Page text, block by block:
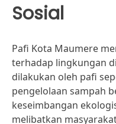
Sosial
Pafi Kota Maumere
terhadap lingkungan
dilakukan oleh pafi
pengelolaan sampah
keseimbangan
melibatkan